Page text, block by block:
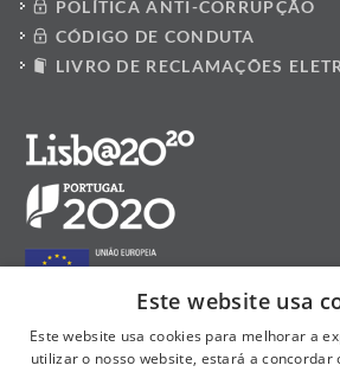
POLÍTICA ANTI-CORRUPÇÃO
CÓDIGO DE CONDUTA
LIVRO DE RECLAMAÇÕES
Este website usa
Este website usa cookies para melhorar a
utilizar o nosso website, estará a concordar